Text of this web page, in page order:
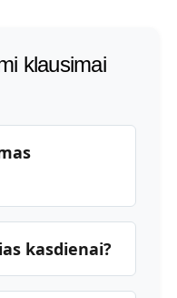
klausimai
kasdienai?